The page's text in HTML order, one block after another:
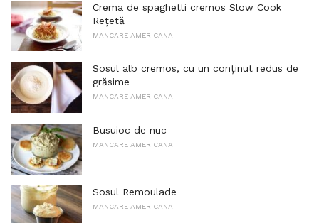
Crema de spaghetti cremos Slow Cook
Rețetă
MANCARE AMERICANA
Sosul alb cremos, cu un conținut redus de
grăsime
MANCARE AMERICANA
Busuioc de nuc
MANCARE AMERICANA
Sosul Remoulade
MANCARE AMERICANA